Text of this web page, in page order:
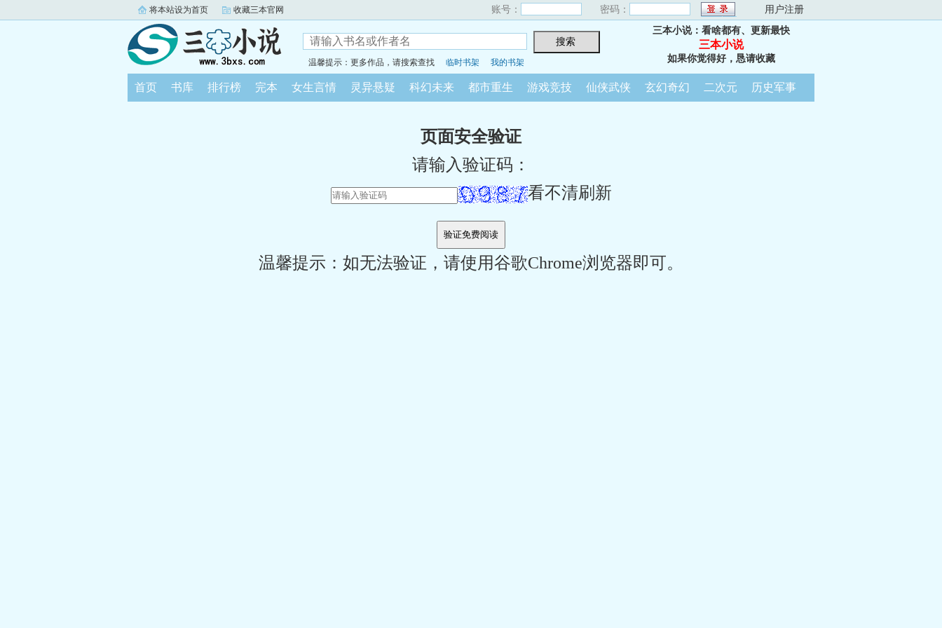
将本站设为首页 收藏三本官网 账号： 密码： 用户注册
温馨提示：更多作品，请搜索查找 临时书架 我的书架
三本小说：看啥都有、更新最快
三本小说
如果你觉得好，恳请收藏
首页 书库 排行榜 完本 女生言情 灵异悬疑 科幻未来 都市重生 游戏竞技 仙侠武侠 玄幻奇幻 二次元 历史军事
页面安全验证
请输入验证码：
看不清刷新
温馨提示：如无法验证，请使用谷歌Chrome浏览器即可。